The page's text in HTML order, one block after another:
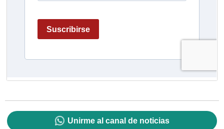
Unirme al canal de noticias